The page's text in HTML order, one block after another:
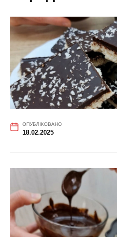
ОПУБЛІКОВАНО
18.02.2025